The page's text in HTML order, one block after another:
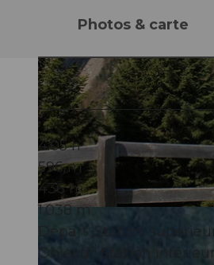
Photos & carte
4:05 h
596 m
436 m
1.038 m
Départ: Station
Objectif: Station